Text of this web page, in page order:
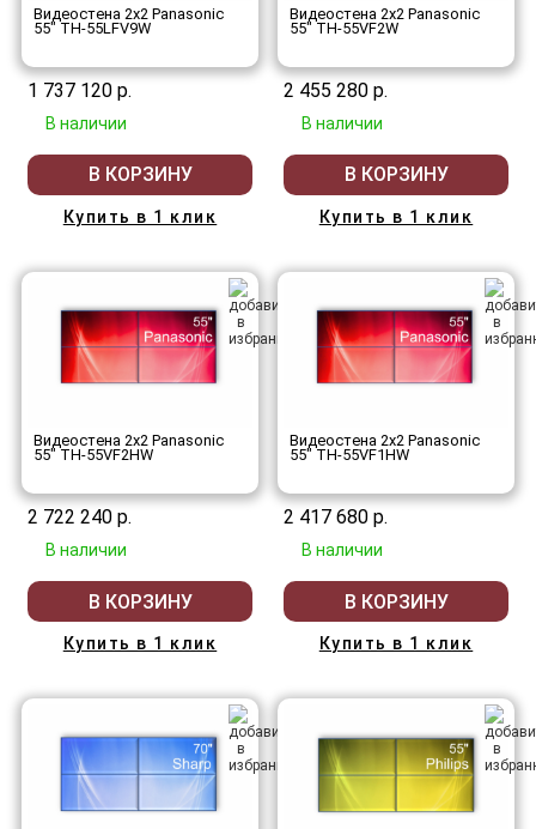
Видеостена 2x2 Panasonic
55" TH-55LFV9W
1 737 120 р.
В наличии
В КОРЗИНУ
Купить в 1 клик
Видеостена 2x2 Panasonic
55" TH-55VF2W
2 455 280 р.
В наличии
В КОРЗИНУ
Купить в 1 клик
Видеостена 2x2 Panasonic
55" TH-55VF2HW
2 722 240 р.
В наличии
В КОРЗИНУ
Купить в 1 клик
Видеостена 2x2 Panasonic
55" TH-55VF1HW
2 417 680 р.
В наличии
В КОРЗИНУ
Купить в 1 клик